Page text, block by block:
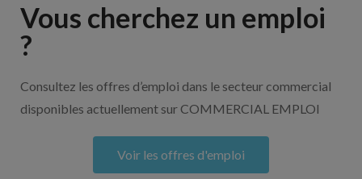
Vous cherchez un emploi
?
Consultez les offres d’emploi dans le secteur commercial
disponibles actuellement sur COMMERCIAL EMPLOI
Voir les offres d'emploi